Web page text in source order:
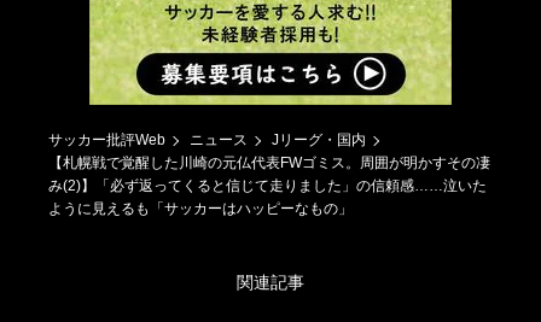
サッカー批評Web ニュース
Jリーグ・国内
【札幌戦で覚醒した川崎の元仏代表FWゴミス。周囲が明かすその凄
み(2)】「必ず返ってくると信じて走りました」の信頼感……泣いた
ように見えるも「サッカーはハッピーなもの」
関連記事